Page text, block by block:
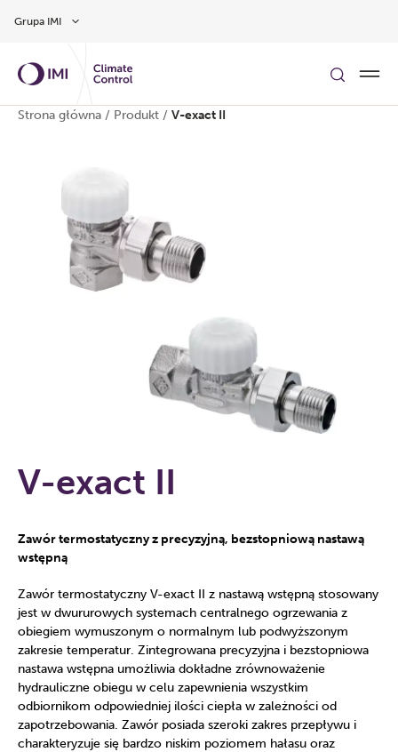
Grupa IMI
Strona główna / Produkt / V-exact II
V-exact II
Zawór termostatyczny z precyzyjną, bezstopniową nastawą
wstępną
Zawór termostatyczny V-exact II z nastawą wstępną stosowany
jest w dwururowych systemach centralnego ogrzewania z
obiegiem wymuszonym o normalnym lub podwyższonym
zakresie temperatur. Zintegrowana precyzyjna i bezstopniowa
nastawa wstępna umożliwia dokładne zrównoważenie
hydrauliczne obiegu w celu zapewnienia wszystkim
odbiornikom odpowiedniej ilości ciepła w zależności od
zapotrzebowania. Zawór posiada szeroki zakres przepływu i
charakteryzuje się bardzo niskim poziomem hałasu oraz